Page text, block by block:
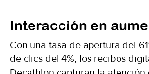
Interacción en
Con una tasa de apertura del
de clics del 4%, los recibos